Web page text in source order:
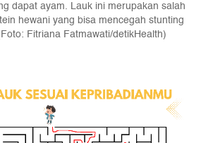
dapat ayam. Lauk ini merupakan salah
hewani yang bisa mencegah stunting
Fitriana Fatmawati/detikHealth)